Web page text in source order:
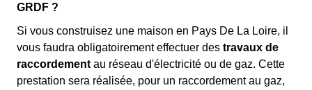
GRDF ?
Si vous construisez une maison en Pays De La Loire, il
vous faudra obligatoirement effectuer des travaux de
raccordement au réseau d'électricité ou de gaz. Cette
prestation sera réalisée, pour un raccordement au gaz,